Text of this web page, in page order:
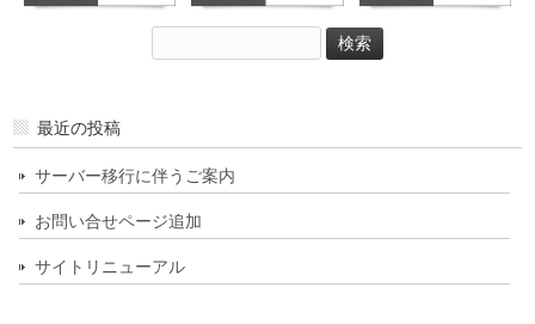
索:
最近の投稿
サーバー移行に伴うご案内
お問い合せページ追加
サイトリニューアル